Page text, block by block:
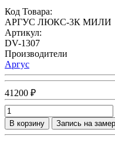
Код Товара:
АРГУС ЛЮКС-3К МИЛИ
Артикул:
DV-1307
Производители
Аргус
41200 ₽
В корзину Запись на замер